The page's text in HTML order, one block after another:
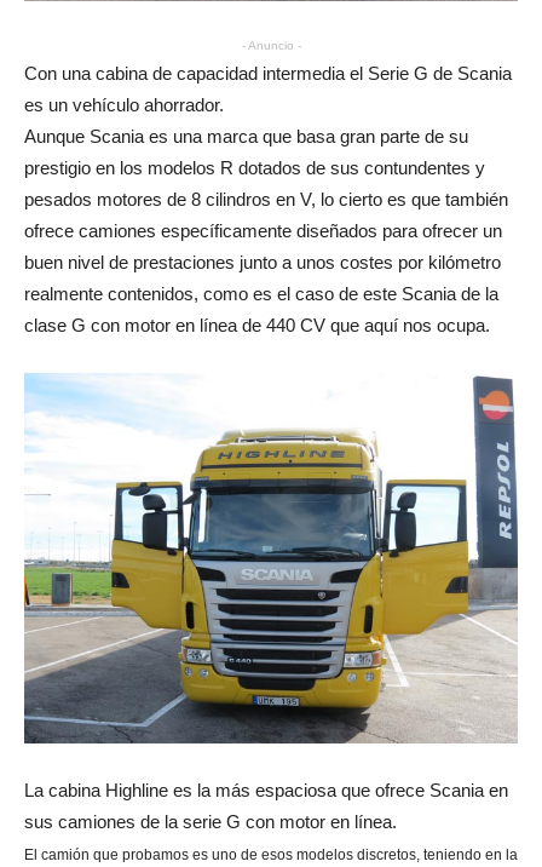
- Anuncio -
Con una cabina de capacidad intermedia el Serie G de Scania
es un vehículo ahorrador.
Aunque Scania es una marca que basa gran parte de su
prestigio en los modelos R dotados de sus contundentes y
pesados motores de 8 cilindros en V, lo cierto es que también
ofrece camiones específicamente diseñados para ofrecer un
buen nivel de prestaciones junto a unos costes por kilómetro
realmente contenidos, como es el caso de este Scania de la
clase G con motor en línea de 440 CV que aquí nos ocupa.
La cabina Highline es la más espaciosa que ofrece Scania en
sus camiones de la serie G con motor en línea.
El camión que probamos es uno de esos modelos discretos, teniendo en la